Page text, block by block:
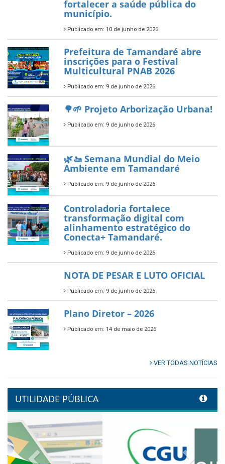
7 de novembro de 2025
ÚLTIMAS NOTÍCIAS
Tamandaré conquista Selo
Diamante do Sebrae pelo
segundo ano consecutivo e
reafirma excelência no apoio ao
empreendedorismo.
Publicado em: 10 de junho de 2026
novos investimentos para
fortalecer a saúde pública do
município.
Publicado em: 10 de junho de 2026
Prefeitura de Tamandaré abre
inscrições para o Festival
Multicultural PNAB 2026
Publicado em: 9 de junho de 2026
🌳🌱 Projeto Arborização Urbana!
Publicado em: 9 de junho de 2026
🌿🚤 Semana Mundial do Meio
Ambiente em Tamandaré
alinhamento estratégico do
Conecta+ Tamandaré.
NOTA DE PESAR E LUTO OFICIAL
Publicado em: 9 de junho de 2026